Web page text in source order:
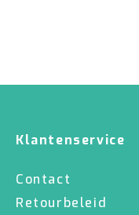
Klantenservice
Contact
Retourbeleid